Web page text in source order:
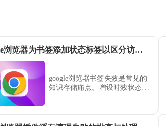
google浏览器为书签添加状态标签以区分访问时效
google浏览器书签失效是常见的
知识存储痛点。增设时效状态标
备高度参考价值。